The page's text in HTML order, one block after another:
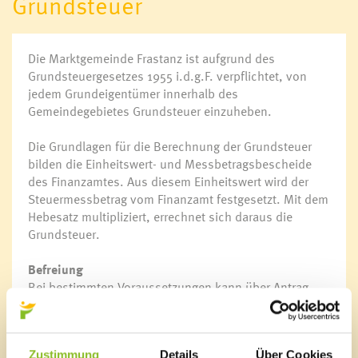
Zustimmung Details Über Cookies
Gemeindevertretung
Ausschüsse
Wahlen
Gemeindevertretungssitzungen
Öffnungszeiten
Ansprechpersonen
Sprechstunden
Veröffentlichungsportal
Informationsfreiheit
Online Amtstafel
Jobs & Karriere
Die Marktgemeinde Frastanz ist aufgrund des
Grundsteuergesetzes 1955 i.d.g.F. verpflichtet, von
jedem Grundeigentümer innerhalb des
Gemeindegebietes Grundsteuer einzuheben.
Die Grundlagen für die Berechnung der Grundsteuer
bilden die Einheitswert- und Messbetragsbescheide
des Finanzamtes. Aus diesem Einheitswert wird der
Steuermessbetrag vom Finanzamt festgesetzt. Mit dem
Hebesatz multipliziert, errechnet sich daraus die
Grundsteuer.
Befreiung
Bei bestimmten Voraussetzungen kann über Antrag
eine Steuervergünstigung für Neu-, Zu- und Umbauten
für die Dauer von 20 Jahren (ab Nutzungsbgeinn)
gewährt werden.